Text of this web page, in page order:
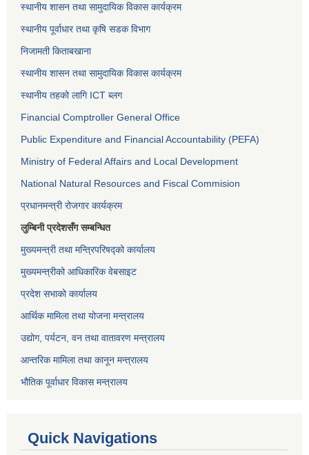
स्थानीय शासन तथा सामुदायिक विकास कार्यक्रम
स्थानीय पूर्वाधार तथा कृषि सडक विभाग
निजामती किताबखाना
स्थानीय शासन तथा सामुदायिक विकास कार्यक्रम
स्थानीय तहको लागि ICT ब्लग
Financial Comptroller General Office
Public Expenditure and Financial Accountability (PEFA)
Ministry of Federal Affairs and Local Development
National Natural Resources and Fiscal Commision
प्रधानमन्त्री रोजगार कार्यक्रम
लुम्बिनी प्रदेशसँग सम्बन्धित
मुख्यमन्त्री तथा मन्त्रिपरिषद्को कार्यालय
मुख्यमन्त्रीको आधिकारिक वेबसाइट
प्रदेश सभाको कार्यालय
आर्थिक मामिला तथा योजना मन्त्रालय
उद्योग, पर्यटन, वन तथा वातावरण मन्त्रालय
आन्तरिक मामिला तथा कानून मन्त्रालय
भौतिक पूर्वाधार विकास मन्त्रालय
Quick Navigations